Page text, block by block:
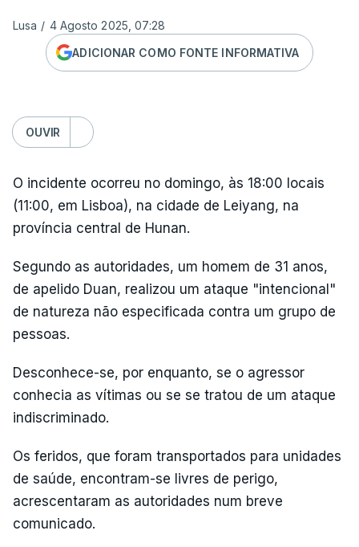
Lusa / 4 Agosto 2025, 07:28
ADICIONAR COMO FONTE INFORMATIVA
OUVIR
O incidente ocorreu no domingo, às 18:00 locais
(11:00, em Lisboa), na cidade de Leiyang, na
província central de Hunan.
Segundo as autoridades, um homem de 31 anos,
de apelido Duan, realizou um ataque "intencional"
de natureza não especificada contra um grupo de
pessoas.
Desconhece-se, por enquanto, se o agressor
conhecia as vítimas ou se se tratou de um ataque
indiscriminado.
Os feridos, que foram transportados para unidades
de saúde, encontram-se livres de perigo,
acrescentaram as autoridades num breve
comunicado.